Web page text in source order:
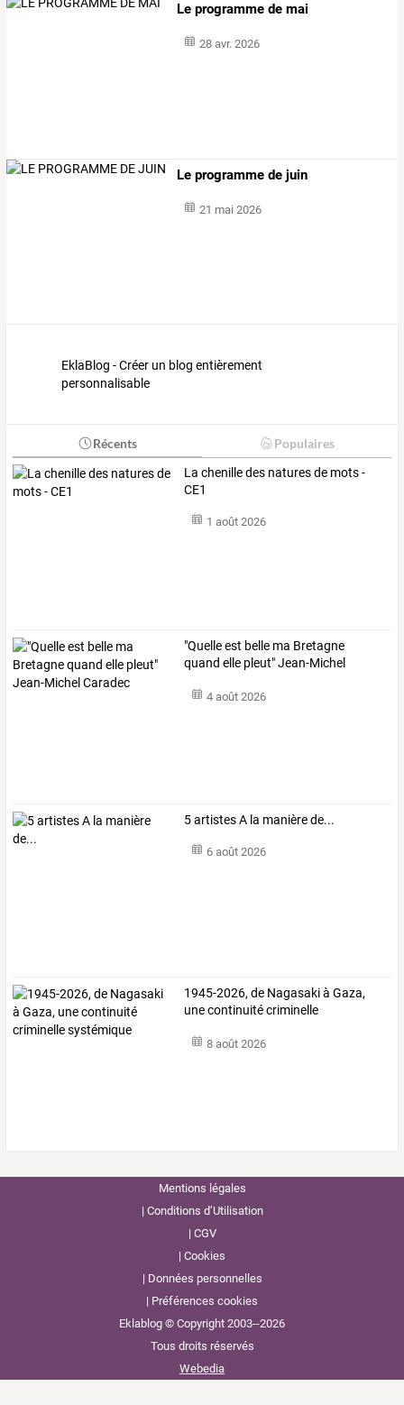
Le programme de mai
28 avr. 2026
Le programme de juin
21 mai 2026
EklaBlog - Créer un blog entièrement
personnalisable
Récents Populaires
La chenille des natures de mots -
CE1
1 août 2026
"Quelle est belle ma Bretagne
quand elle pleut" Jean-Michel
4 août 2026
5 artistes A la manière de...
6 août 2026
1945-2026, de Nagasaki à Gaza,
une continuité criminelle
8 août 2026
Mentions légales
Conditions d’Utilisation
CGV
Cookies
Données personnelles
Préférences cookies
Eklablog © Copyright 2003--2026
Tous droits réservés
Webedia